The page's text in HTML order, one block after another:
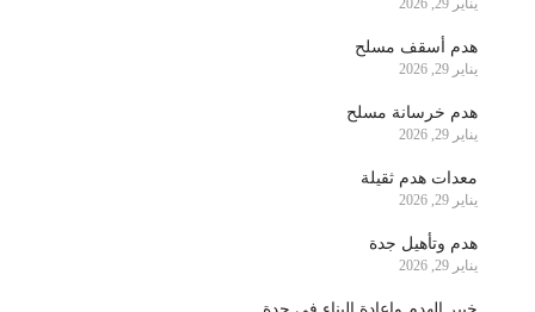
يناير 29, 2026
هدم أسقف مسلح
يناير 29, 2026
هدم خرسانة مسلح
يناير 29, 2026
معدات هدم ثقيلة
يناير 29, 2026
هدم وتأهيل جدة
يناير 29, 2026